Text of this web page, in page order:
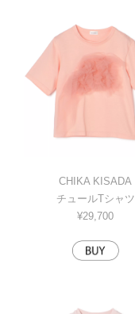
CHIKA KISADA
チュールTシャツ
¥29,700